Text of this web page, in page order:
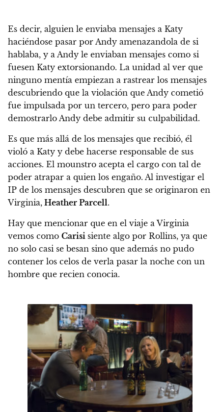
Es decir, alguien le enviaba mensajes a Katy
haciéndose pasar por Andy amenazandola de si
hablaba, y a Andy le enviaban mensajes como si
fuesen Katy extorsionando. La unidad al ver que
ninguno mentía empiezan a rastrear los mensajes
descubriendo que la violación que Andy cometió
fue impulsada por un tercero, pero para poder
demostrarlo Andy debe admitir su culpabilidad.
Es que más allá de los mensajes que recibió, él
violó a Katy y debe hacerse responsable de sus
acciones. El mounstro acepta el cargo con tal de
poder atrapar a quien los engaño. Al investigar el
IP de los mensajes descubren que se originaron en
Virginia, Heather Parcell.
Hay que mencionar que en el viaje a Virginia
vemos como Carisi siente algo por Rollins, ya que
no solo casi se besan sino que además no pudo
contener los celos de verla pasar la noche con un
hombre que recien conocia.